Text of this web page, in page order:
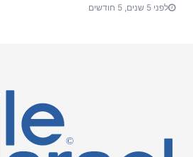
לפני 5 שנים, 5 חודשים